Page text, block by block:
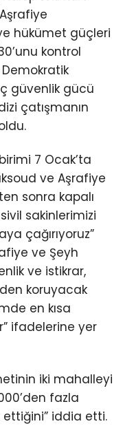
hükümet güçleri
kontrol
güvenlik gücü
çatışmanın
7 Ocak’ta
ve Aşrafiye
sonra kapalı
sakinlerimizi
çağırıyoruz”
ve Şeyh
ve istikrar,
koruyacak
en kısa
ifadelerine yer
iki mahalleyi
fazla
iddia etti.